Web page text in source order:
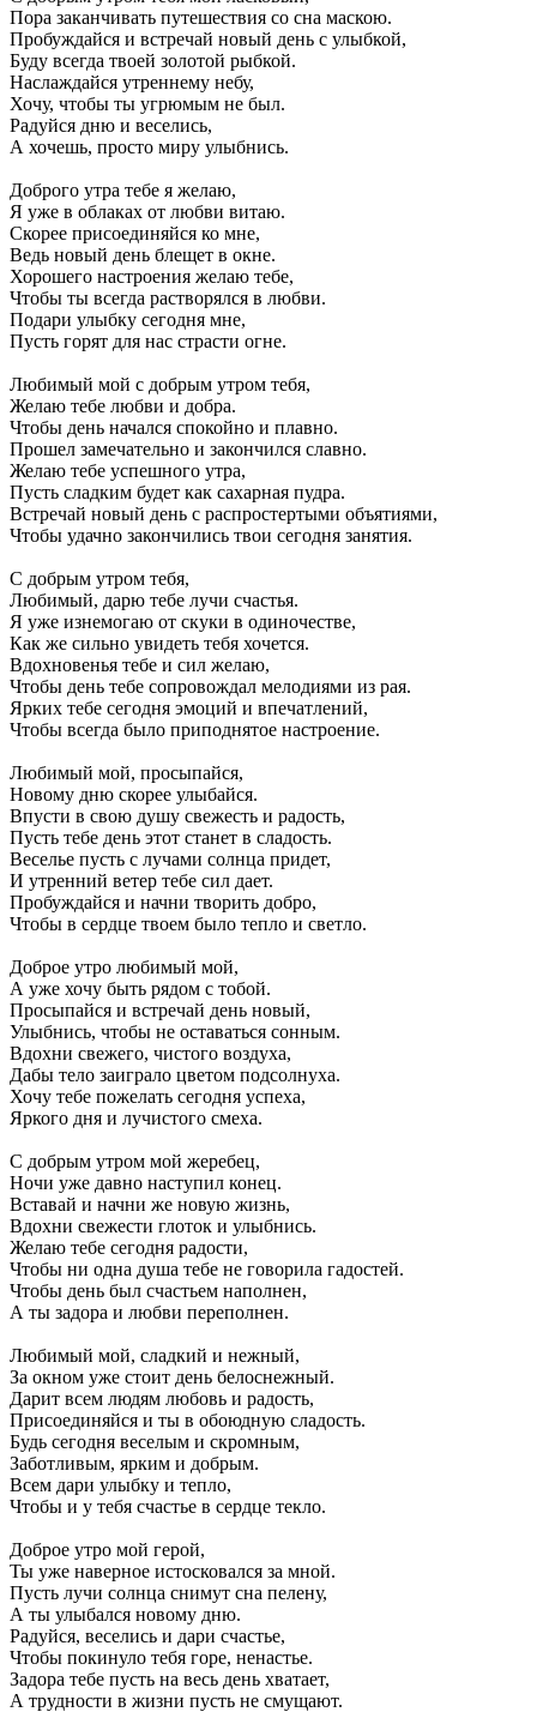
Пора заканчивать путешествия со сна маскою.
Пробуждайся и встречай новый день с улыбкой,
Буду всегда твоей золотой рыбкой.
Наслаждайся утреннему небу,
Хочу, чтобы ты угрюмым не был.
Радуйся дню и веселись,
А хочешь, просто миру улыбнись.
Доброго утра тебе я желаю,
Я уже в облаках от любви витаю.
Скорее присоединяйся ко мне,
Ведь новый день блещет в окне.
Хорошего настроения желаю тебе,
Чтобы ты всегда растворялся в любви.
Подари улыбку сегодня мне,
Пусть горят для нас страсти огне.
Любимый мой с добрым утром тебя,
Желаю тебе любви и добра.
Чтобы день начался спокойно и плавно.
Прошел замечательно и закончился славно.
Желаю тебе успешного утра,
Пусть сладким будет как сахарная пудра.
Встречай новый день с распростертыми объятиями,
Чтобы удачно закончились твои сегодня занятия.
С добрым утром тебя,
Любимый, дарю тебе лучи счастья.
Я уже изнемогаю от скуки в одиночестве,
Как же сильно увидеть тебя хочется.
Вдохновенья тебе и сил желаю,
Чтобы день тебе сопровождал мелодиями из рая.
Ярких тебе сегодня эмоций и впечатлений,
Чтобы всегда было приподнятое настроение.
Любимый мой, просыпайся,
Новому дню скорее улыбайся.
Впусти в свою душу свежесть и радость,
Пусть тебе день этот станет в сладость.
Веселье пусть с лучами солнца придет,
И утренний ветер тебе сил дает.
Пробуждайся и начни творить добро,
Чтобы в сердце твоем было тепло и светло.
Доброе утро любимый мой,
А уже хочу быть рядом с тобой.
Просыпайся и встречай день новый,
Улыбнись, чтобы не оставаться сонным.
Вдохни свежего, чистого воздуха,
Дабы тело заиграло цветом подсолнуха.
Хочу тебе пожелать сегодня успеха,
Яркого дня и лучистого смеха.
С добрым утром мой жеребец,
Ночи уже давно наступил конец.
Вставай и начни же новую жизнь,
Вдохни свежести глоток и улыбнись.
Желаю тебе сегодня радости,
Чтобы ни одна душа тебе не говорила гадостей.
Чтобы день был счастьем наполнен,
А ты задора и любви переполнен.
Любимый мой, сладкий и нежный,
За окном уже стоит день белоснежный.
Дарит всем людям любовь и радость,
Присоединяйся и ты в обоюдную сладость.
Будь сегодня веселым и скромным,
Заботливым, ярким и добрым.
Всем дари улыбку и тепло,
Чтобы и у тебя счастье в сердце текло.
Доброе утро мой герой,
Ты уже наверное истосковался за мной.
Пусть лучи солнца снимут сна пелену,
А ты улыбался новому дню.
Радуйся, веселись и дари счастье,
Чтобы покинуло тебя горе, ненастье.
Задора тебе пусть на весь день хватает,
А трудности в жизни пусть не смущают.